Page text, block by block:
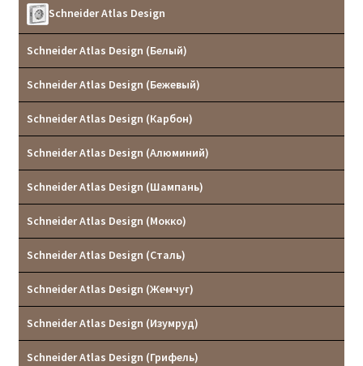
Реквизиты
Контакты
Schneider Atlas Design
Schneider Atlas Design (Белый)
Schneider Atlas Design (Бежевый)
Schneider Atlas Design (Карбон)
Schneider Atlas Design (Алюминий)
Schneider Atlas Design (Шампань)
Schneider Atlas Design (Мокко)
Schneider Atlas Design (Сталь)
Schneider Atlas Design (Жемчуг)
Schneider Atlas Design (Изумруд)
Schneider Atlas Design (Грифель)